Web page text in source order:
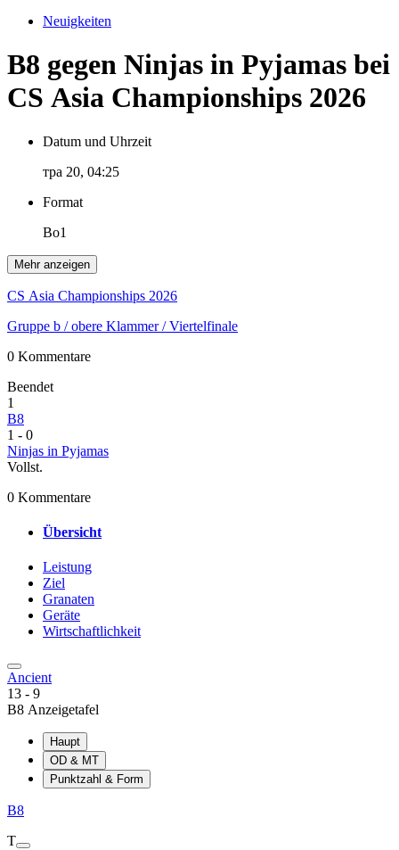
Neuigkeiten
B8 gegen Ninjas in Pyjamas bei
CS Asia Championships 2026
Datum und Uhrzeit
тра 20, 04:25
Format
Bo1
Mehr anzeigen
CS Asia Championships 2026
Gruppe b / obere Klammer/ Viertelfinale
0 Kommentare
Beendet
1
B8
1 - 0
Ninjas in Pyjamas
Vollst.
0 Kommentare
Übersicht
Leistung
Ziel
Granaten
Geräte
Wirtschaftlichkeit
Ancient
13 - 9
B8 Anzeigetafel
Haupt
OD & MT
Punktzahl & Form
B8
T